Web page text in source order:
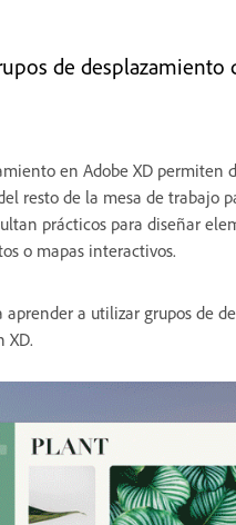
de
en Adobe XD
resto de la mesa de trabajo
prácticos para diseñar
o mapas interactivos.
a utilizar grupos de
XD.